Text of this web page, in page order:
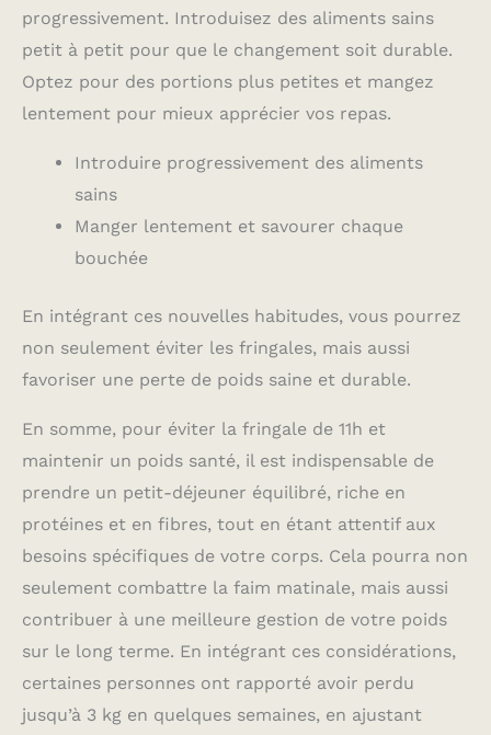
progressivement. Introduisez des aliments sains
petit à petit pour que le changement soit durable.
Optez pour des portions plus petites et mangez
lentement pour mieux apprécier vos repas.
Introduire progressivement des aliments
sains
Manger lentement et savourer chaque
bouchée
En intégrant ces nouvelles habitudes, vous pourrez
non seulement éviter les fringales, mais aussi
favoriser une perte de poids saine et durable.
En somme, pour éviter la fringale de 11h et
maintenir un poids santé, il est indispensable de
prendre un petit-déjeuner équilibré, riche en
protéines et en fibres, tout en étant attentif aux
besoins spécifiques de votre corps. Cela pourra non
seulement combattre la faim matinale, mais aussi
contribuer à une meilleure gestion de votre poids
sur le long terme. En intégrant ces considérations,
certaines personnes ont rapporté avoir perdu
jusqu’à 3 kg en quelques semaines, en ajustant